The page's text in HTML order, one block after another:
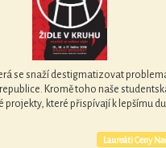
se snaží destigmatizovat
Kromě toho naše
projekty, které přispívají k lepšímu
Laureáti Ceny